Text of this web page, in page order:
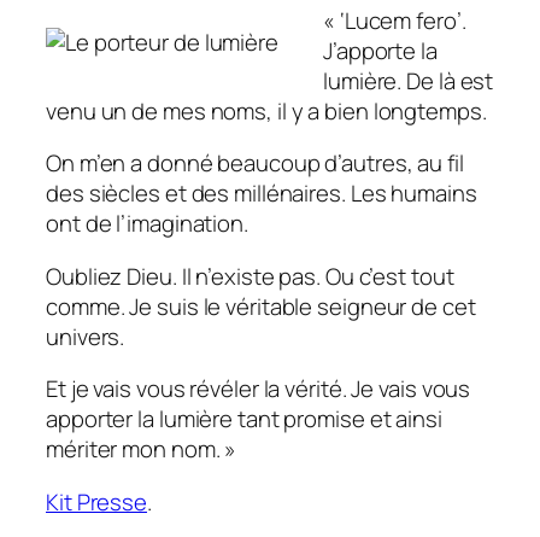
« ‘Lucem fero’.
J’apporte la
lumière. De là est
venu un de mes noms, il y a bien longtemps.
On m’en a donné beaucoup d’autres, au fil
des siècles et des millénaires. Les humains
ont de l’imagination.
Oubliez Dieu. Il n’existe pas. Ou c’est tout
comme. Je suis le véritable seigneur de cet
univers.
Et je vais vous révéler la vérité. Je vais vous
apporter la lumière tant promise et ainsi
mériter mon nom. »
Kit Presse.